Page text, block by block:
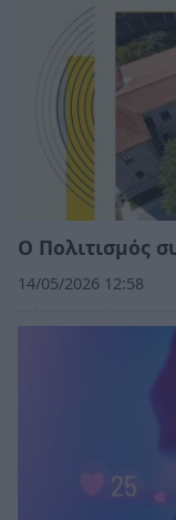
Ο Πολιτισμός
14/05/2026 12:58